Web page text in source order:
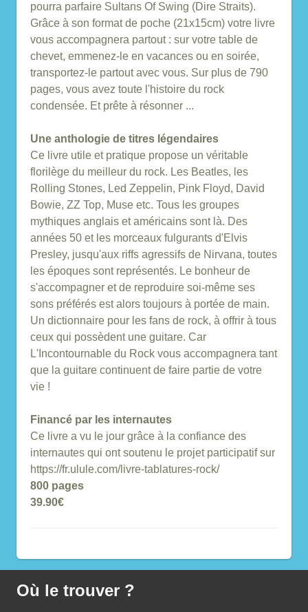
pourra parfaire Sultans Of Swing (Dire Straits).
Grâce à son format de poche (21x15cm) votre livre
vous accompagnera partout : sur votre table de
chevet, emmenez-le en vacances ou en soirée,
transportez-le partout avec vous. Sur plus de 790
pages, vous avez toute l'histoire du rock
condensée. Et prête à résonner ...
Une anthologie de titres légendaires
Ce livre utile et pratique propose un véritable
florilège du meilleur du rock. Les Beatles, les
Rolling Stones, Led Zeppelin, Pink Floyd, David
Bowie, ZZ Top, Muse etc. Tous les groupes
mythiques anglais et américains sont là. Des
années 50 et les morceaux fulgurants d'Elvis
Presley, jusqu'aux riffs agressifs de Nirvana, toutes
les époques sont représentés. Le bonheur de
s'accompagner et de reproduire soi-même ses
sons préférés est alors toujours à portée de main.
Un dictionnaire pour les fans de rock, à offrir à tous
ceux qui possèdent une guitare. Car
L'Incontournable du Rock vous accompagnera tant
que la guitare continuent de faire partie de votre
vie !
Financé par les internautes
Ce livre a vu le jour grâce à la confiance des
internautes qui ont soutenu le projet participatif sur
https://fr.ulule.com/livre-tablatures-rock/
800 pages
39.90€
Où le trouver ?